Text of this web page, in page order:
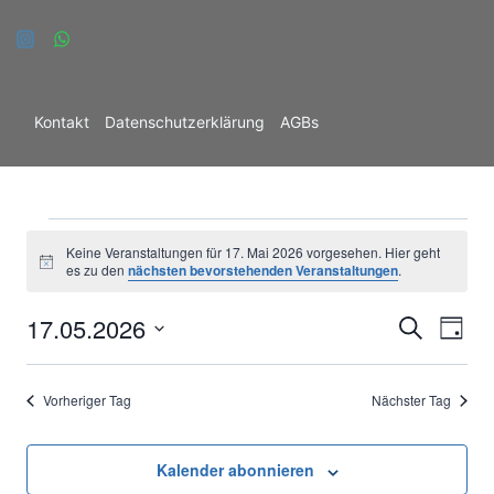
Inhalt
Kontakt Datenschutzerklärung AGBs
Veranstaltungen
17.
Mai
2026
Hinweis
Keine Veranstaltungen für 17. Mai 2026 vorgesehen. Hier geht
es zu den nächsten bevorstehenden Veranstaltungen.
SucheTag
17.05.2026
Datum
wählen.
Vorheriger Tag Nächster Tag
Kalender abonnieren